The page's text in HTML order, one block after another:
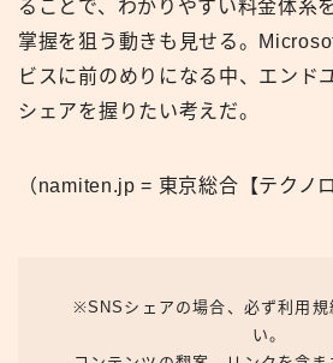
ることで、わかりやすい料金体系
掌握を狙う動きも見せる。
ビスに前のめりになる中、エンド
シェアを握りたい考えだ。
（namiten.jp = 東京総合【テクノ
※SNSシェアの場合、必ず利用規
い。